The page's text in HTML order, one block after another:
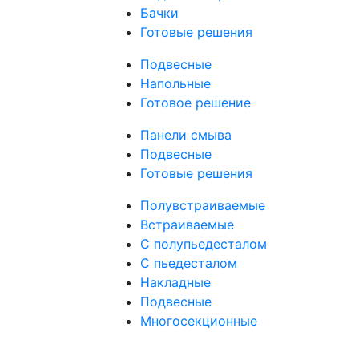
Бачки
Готовые решения
Подвесные
Напольные
Готовое решение
Панели смыва
Подвесные
Готовые решения
Полувстраиваемые
Встраиваемые
С полупьедесталом
С пьедесталом
Накладные
Подвесные
Многосекционные